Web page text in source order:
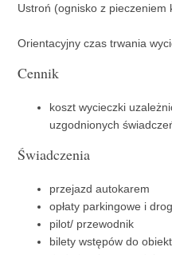
Ustroń (ognisko z pieczeniem
Orientacyjny czas trwania
Cennik
koszt wycieczki
uzgodnionych
Świadczenia
przejazd autokarem
opłaty parkingowe i
pilot/ przewodnik
bilety wstępów do